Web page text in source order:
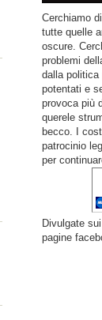
Cerchiamo
tutte quelle
oscure.
problemi
dalla politica
potentati e
provoca più
querele
becco. I
patrocinio
per
Divulgate
pagine